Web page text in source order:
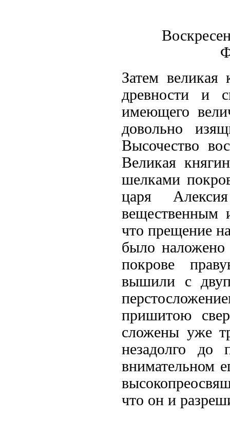
Затем великая
древности и
имеющего
довольно
Высочество
Великая
шелками
царя
вещественным
что прещение
было наложено
покрове
вышили с
пришитою
сложены уже
незадолго до
внимательном
что он и